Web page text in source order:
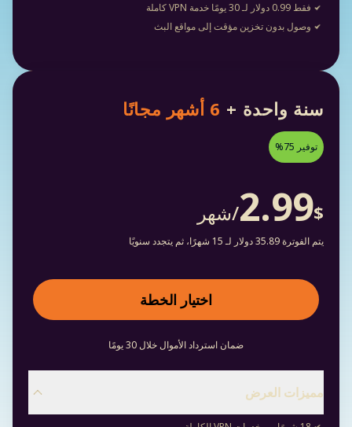
فقط 0.99 دولار لـ 30 يومًا خدمة VPN كاملة
وصول بدون تخزين مؤقت إلى مواقع البث
سنة واحدة + 6 أشهر مجانًا
توفير 75%
$
2.99/شهر
يتم الفوترة 35.89 دولار لـ 15 شهرًا، ثم يتجدد سنويًا
اختيار الخطة
ضمان استرداد الأموال خلال 30 يومًا
مميزات العرض